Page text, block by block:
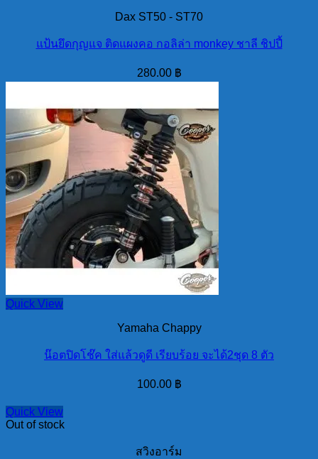
Dax ST50 - ST70
แป้นยึดกุญแจ ติดแผงคอ กอลิล่า monkey ชาลี ชิปปี้
280.00 ฿
Quick View
Yamaha Chappy
น๊อตปิดโช๊ค ใส่แล้วดูดี เรียบร้อย จะได้2ชุด 8 ตัว
100.00 ฿
Quick View
Out of stock
สวิงอาร์ม